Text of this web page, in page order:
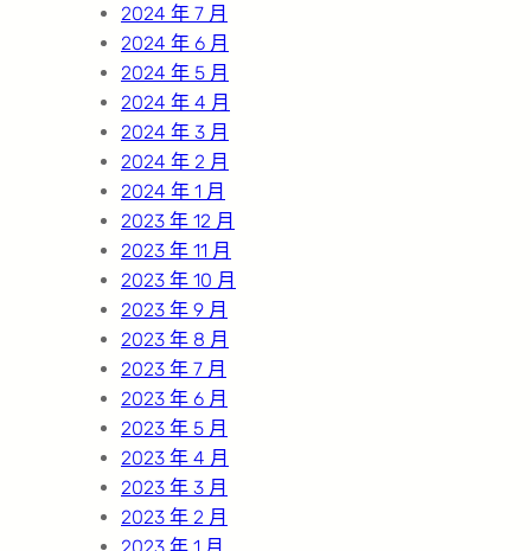
2024 年 7 月
2024 年 6 月
2024 年 5 月
2024 年 4 月
2024 年 3 月
2024 年 2 月
2024 年 1 月
2023 年 12 月
2023 年 11 月
2023 年 10 月
2023 年 9 月
2023 年 8 月
2023 年 7 月
2023 年 6 月
2023 年 5 月
2023 年 4 月
2023 年 3 月
2023 年 2 月